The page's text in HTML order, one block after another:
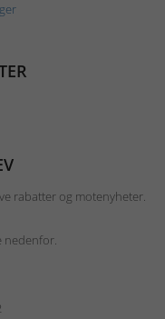
rabatter og motenyheter.
nedenfor.